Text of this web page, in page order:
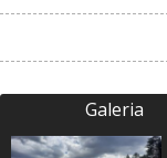
Galeria